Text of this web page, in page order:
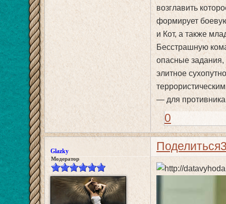
возглавить
формирует
и Кот, а также
Бесстрашную
опасные
элитное
— для
0
Поделиться
Glazky
Модератор